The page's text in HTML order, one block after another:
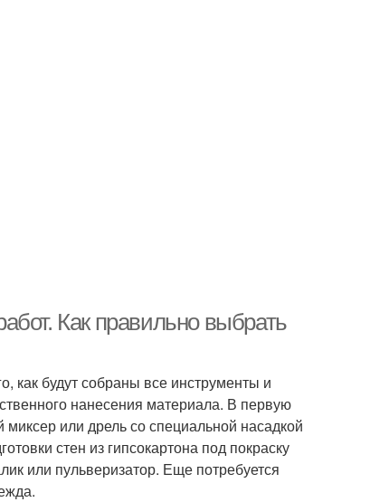
Как правильно выбрать
как будут собраны все инструменты и
нанесения материала. В первую
или дрель со специальной насадкой
стен из гипсокартона под покраску
или пульверизатор. Еще потребуется